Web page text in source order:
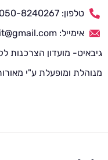
טלפון: 050-8240267
אימייל: office.giveit@gmail.com
גיבאיט- מועדון הצרכנות
מנוהלת ומופעלת ע"י מאורות